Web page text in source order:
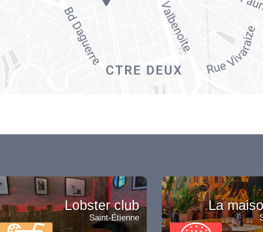
Lobster club
Saint-Étienne
La